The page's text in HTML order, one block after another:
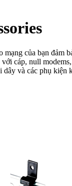
mạng của bạn đảm
cáp, null
dây và các phụ kiện